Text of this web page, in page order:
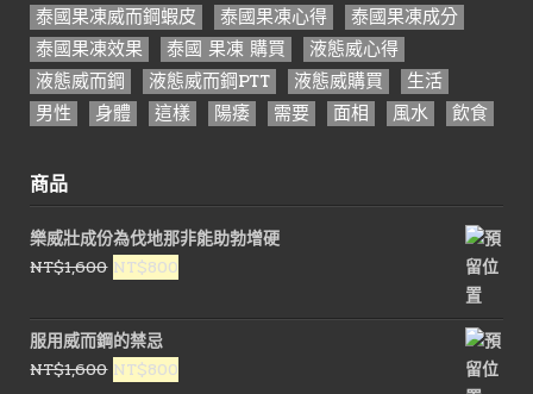
泰國果凍威而鋼蝦皮
泰國果凍心得
泰國果凍成分
泰國果凍效果
泰國 果凍 購買
液態威心得
液態威而鋼
液態威而鋼PTT 液態威購買
生活
男性
身體 這樣 陽痿 需要 面相 風水 飲食
商品
樂威壯成份為伐地那非能助勃增硬
NT$1,600 原
價
格：
NT$1,600。
NT$800
價
格：
NT$800。
服用威而鋼的禁忌
NT$1,600 原
NT$800